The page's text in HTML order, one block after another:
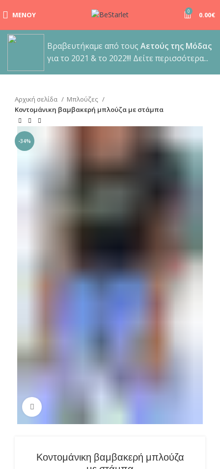
ΜΕΝΟΎ 0 0.00€
Βραβευτήκαμε από τους Αετούς της Μόδας
για το 2021 & το 2022!!! Δείτε περισσότερα...
Αρχική σελίδα
Μπλούζες
Κοντομάνικη βαμβακερή μπλούζα με στάμπα
-34%
Κοντομάνικη βαμβακερή μπλούζα